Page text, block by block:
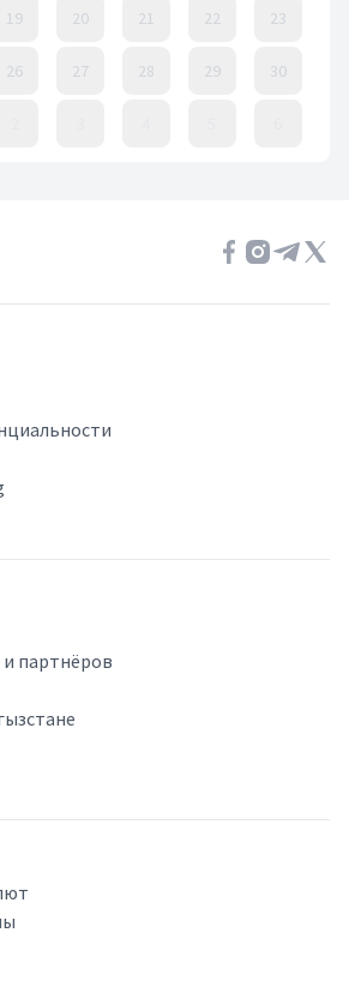
19 20 21 22 23
26 27 28 29 30
партнёров